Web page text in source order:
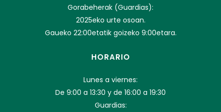
Gorabeherak (Guardias):
2025eko urte osoan.
Gaueko 22:00etatik goizeko 9:00etara.
HORARIO
Lunes a viernes:
De 9:00 a 13:30 y de 16:00 a 19:30
Guardias: